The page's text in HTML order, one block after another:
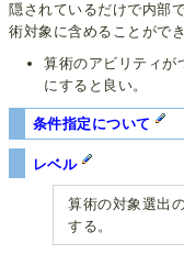
隠されているだけで内部
術対象に含めることができ
算術のアビリティが
にすると良い。
条件指定について
レベル
算術の対象選出
する。